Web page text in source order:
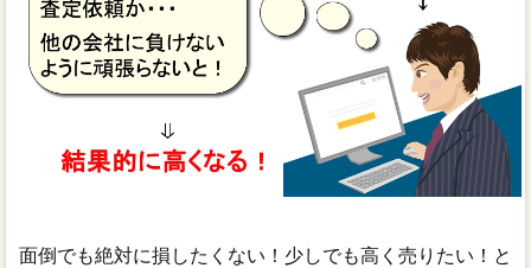
面倒でも絶対に損したくない！少しでも高く売りたい！と